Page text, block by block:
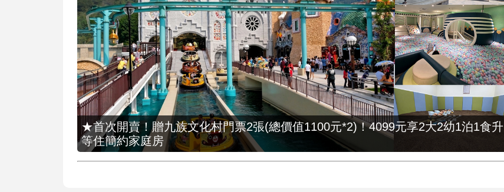
★首次開賣！贈九族文化村門票2張(總價值1100元*2)！4099元享2大2幼1泊1食升
等住簡約家庭房